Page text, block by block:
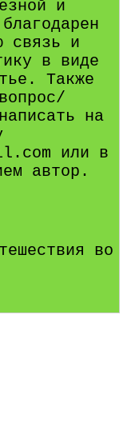
и
связь и
в виде
Также
на
или в
автор.
во